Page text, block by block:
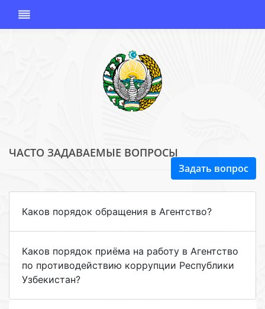
АГЕНТСТВО
ПО
РЕСПУБЛИКИ
УЗБЕКИСТАН
ЧАСТО ЗАДАВАЕМЫЕ ВОПРОСЫ
Задать вопрос
Каков порядок обращения в Агентство?
Каков порядок приёма на работу в Агентство
по противодействию коррупции Республики
Узбекистан?